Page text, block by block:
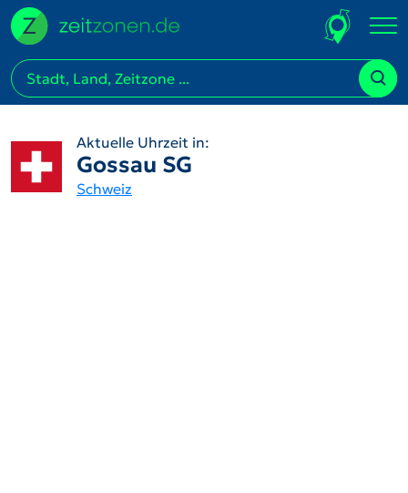
Aktuelle Uhrzeit in:
Gossau SG
Schweiz